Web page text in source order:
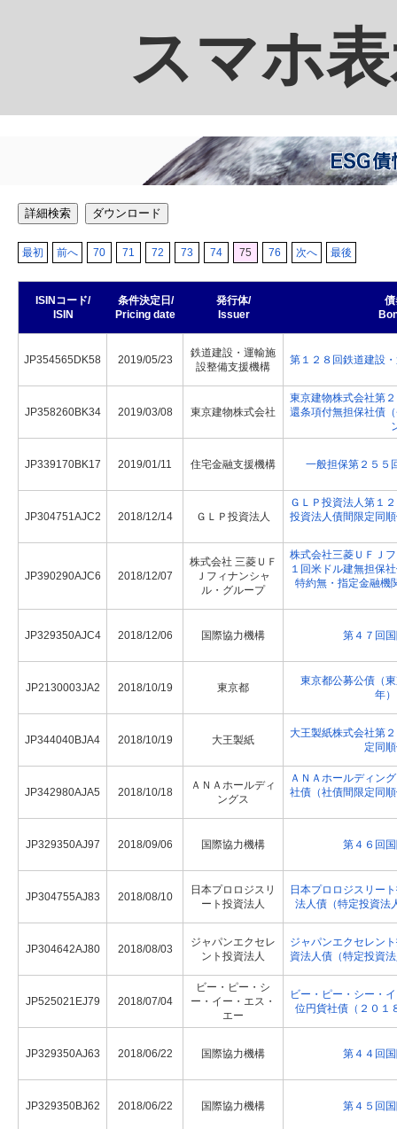
スマホ
詳細検索 ダウンロード
最初 前へ 70 71 72 73 74 75 76 次へ 最後
ISINコード/
ISIN
条件決定日/
Pricing date
発行体/
Issuer
JP354565DK58 2019/05/23
鉄道建設・運輸施
設整備支援機構
第１２８回鉄道建設
JP358260BK34 2019/03/08 東京建物株式会社
東京建物株式会社第
還条項付無担保社債
JP339170BK17 2019/01/11 住宅金融支援機構 一般担保第２５５
JP304751AJC2 2018/12/14 ＧＬＰ投資法人
ＧＬＰ投資法人第１
投資法人債間限定同
JP390290AJC6 2018/12/07
株式会社 三菱ＵＦ
Ｊフィナンシャ
ル・グループ
株式会社三菱ＵＦＪ
１回米ドル建無担保
特約無・指定金融機
JP329350AJC4 2018/12/06 国際協力機構 第４７回
JP2130003JA2 2018/10/19 東京都
東京都公募公債（
年
JP344040BJA4 2018/10/19 大王製紙
大王製紙株式会社第
定同
JP342980AJA5 2018/10/18
ＡＮＡホールディ
ングス
ＡＮＡホールディン
社債（社債間限定同
JP329350AJ97 2018/09/06 国際協力機構 第４６回
JP304755AJ83 2018/08/10
日本プロロジスリ
ート投資法人
日本プロロジスリー
法人債（特定投資法
JP304642AJ80 2018/08/03
ジャパンエクセレ
ント投資法人
ジャパンエクセレン
資法人債（特定投資
JP525021EJ79 2018/07/04
ビー・ピー・シ
ー・イー・エス・
エー
ビー・ピー・シー・
位円貨社債（２０１
JP329350AJ63 2018/06/22 国際協力機構 第４４回
JP329350BJ62 2018/06/22 国際協力機構 第４５回